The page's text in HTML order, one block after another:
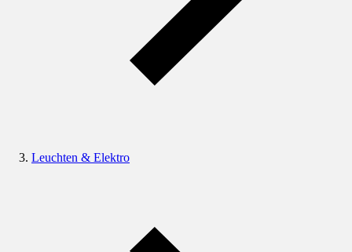
Leuchten & Elektro